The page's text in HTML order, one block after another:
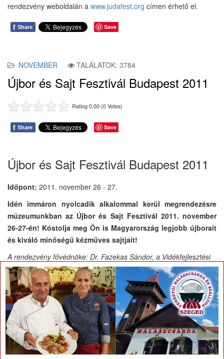
rendezvény weboldalán a www.judafest.org címen érhető el.
f Share Save
NOVEMBER TALÁLATOK: 3784
Újbor és Sajt Fesztivál Budapest 2011
Rating 0.00 (0 Votes)
f Share Save
Újbor és Sajt Fesztivál Budapest 2011
Időpont: 2011. november 26 - 27.
Idén immáron nyolcadik alkalommal kerül megrendezésre
múzeumunkban az Újbor és Sajt Fesztivál 2011. november
26-27-én! Kóstolja meg Ön is Magyarország legjobb újborait
és kiváló minőségű kézműves sajtjait!
A rendezvény fővédnöke: Dr. Fazekas Sándor, a Vidékfejlesztési
Minisztérium minisztere
A borverseny örökös elnöke: Dr. Kállay Miklós, a Magyar Bor
Akadémia elnöke
Ízelítő a programkínálatból:
2011. november 26. (szombat)
×